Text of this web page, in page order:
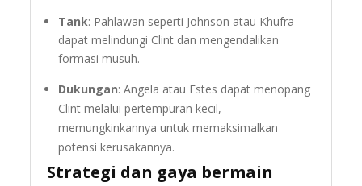
Tank: Pahlawan seperti Johnson atau Khufra
dapat melindungi Clint dan mengendalikan
formasi musuh.
Dukungan: Angela atau Estes dapat menopang
Clint melalui pertempuran kecil,
memungkinkannya untuk memaksimalkan
potensi kerusakannya.
Strategi dan gaya bermain